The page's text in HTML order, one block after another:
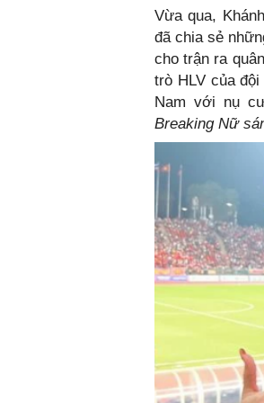
Vừa qua,
đã chia sẻ
cho trận ra
trò HLV của
Nam với nụ
Breaking Nữ